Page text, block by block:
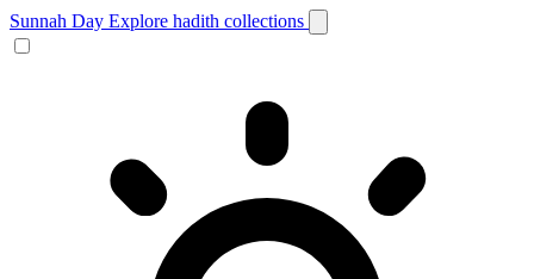
Sunnah Day Explore hadith collections